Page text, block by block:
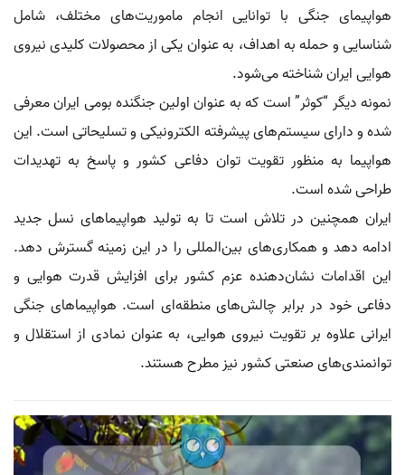
هواپیمای جنگی با توانایی انجام ماموریت‌های مختلف، شامل
شناسایی و حمله به اهداف، به عنوان یکی از محصولات کلیدی نیروی
هوایی ایران شناخته می‌شود.
نمونه دیگر “کوثر” است که به عنوان اولین جنگنده بومی ایران معرفی
شده و دارای سیستم‌های پیشرفته الکترونیکی و تسلیحاتی است. این
هواپیما به منظور تقویت توان دفاعی کشور و پاسخ به تهدیدات
طراحی شده است.
ایران همچنین در تلاش است تا به تولید هواپیماهای نسل جدید
ادامه دهد و همکاری‌های بین‌المللی را در این زمینه گسترش دهد.
این اقدامات نشان‌دهنده عزم کشور برای افزایش قدرت هوایی و
دفاعی خود در برابر چالش‌های منطقه‌ای است. هواپیماهای جنگی
ایرانی علاوه بر تقویت نیروی هوایی، به عنوان نمادی از استقلال و
توانمندی‌های صنعتی کشور نیز مطرح هستند.